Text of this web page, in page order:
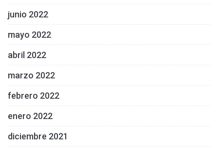
junio 2022
mayo 2022
abril 2022
marzo 2022
febrero 2022
enero 2022
diciembre 2021